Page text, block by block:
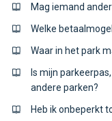
Mag iemand
Welke
Waar in het park
Is mijn
andere parken?
Heb ik onbeperkt